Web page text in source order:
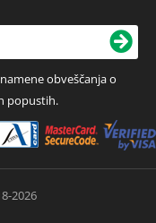
obveščanja o
popustih.
2026